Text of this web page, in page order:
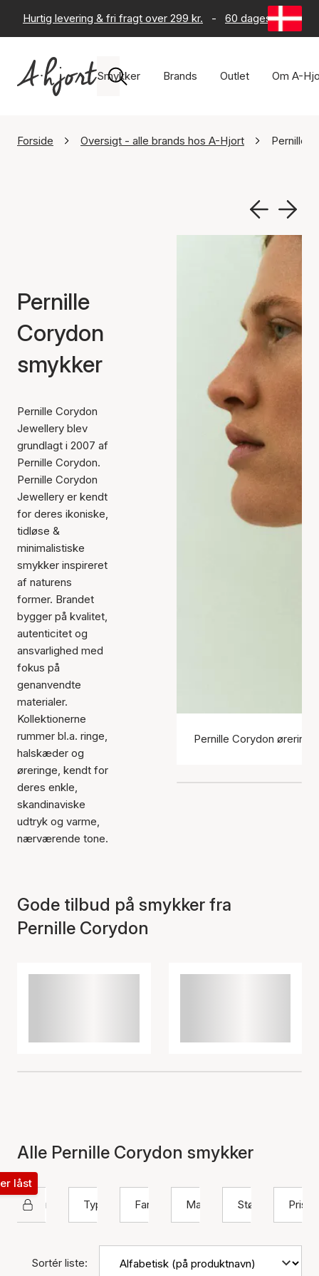
Hurtig levering & fri fragt over 299 kr. - 60 dages returret
Smykker Brands Outlet Om A-
Forside Oversigt - alle brands hos A-Hjort Pernille
Pernille
Corydon
smykker
Pernille Corydon
Jewellery blev
grundlagt i 2007 af
Pernille Corydon.
Pernille Corydon
Jewellery er kendt
for deres ikoniske,
tidløse &
minimalistiske
smykker inspireret
af naturens
former. Brandet
bygger på kvalitet,
autenticitet og
ansvarlighed med
fokus på
genanvendte
materialer.
Kollektionerne
rummer bl.a. ringe,
halskæder og
øreringe, kendt for
deres enkle,
skandinaviske
udtryk og varme,
nærværende tone.
Pernille Corydon øreringe
Gode tilbud på smykker fra
Pernille Corydon
Alle Pernille Corydon smykker
Pernille Corydon
låst
Type
Farve Materiale Størrelse Pris
Sortér liste: